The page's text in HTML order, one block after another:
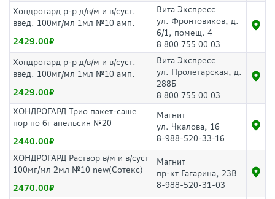
Хондрогард р-р д/в/м и в/суст.
введ. 100мг/мл 1мл №10 амп.
2429.00
Вита Экспресс
ул. Фронтовиков, д.
6/1, помещ. 4
8 800 755 00 03
Хондрогард р-р д/в/м и в/суст.
введ. 100мг/мл 1мл №10 амп.
2429.00
Вита Экспресс
ул. Пролетарская, д.
288Б
8 800 755 00 03
ХОНДРОГАРД Трио пакет-саше
пор по 6г апельсин №20
2440.00
Магнит
ул. Чкалова, 16
8-988-520-33-16
ХОНДРОГАРД Раствор в/м и в/суст
100мг/мл 2мл №10 new(Сотекс)
2470.00
Магнит
пр-кт Гагарина, 23В
8-988-520-31-03